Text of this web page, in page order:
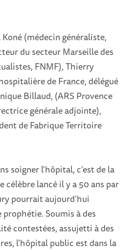
Koné (médecin généraliste,
du secteur Marseille des
FNMF), Thierry
de France, délégué
Billaud, (ARS Provence
générale adjointe),
de Fabrique Territoire
soigner l'hôpital, c'est de la
célèbre lancé il y a 50 ans par
pourrait aujourd’hui
Soumis à des
contestées, assujetti à des
l’hôpital public est dans la